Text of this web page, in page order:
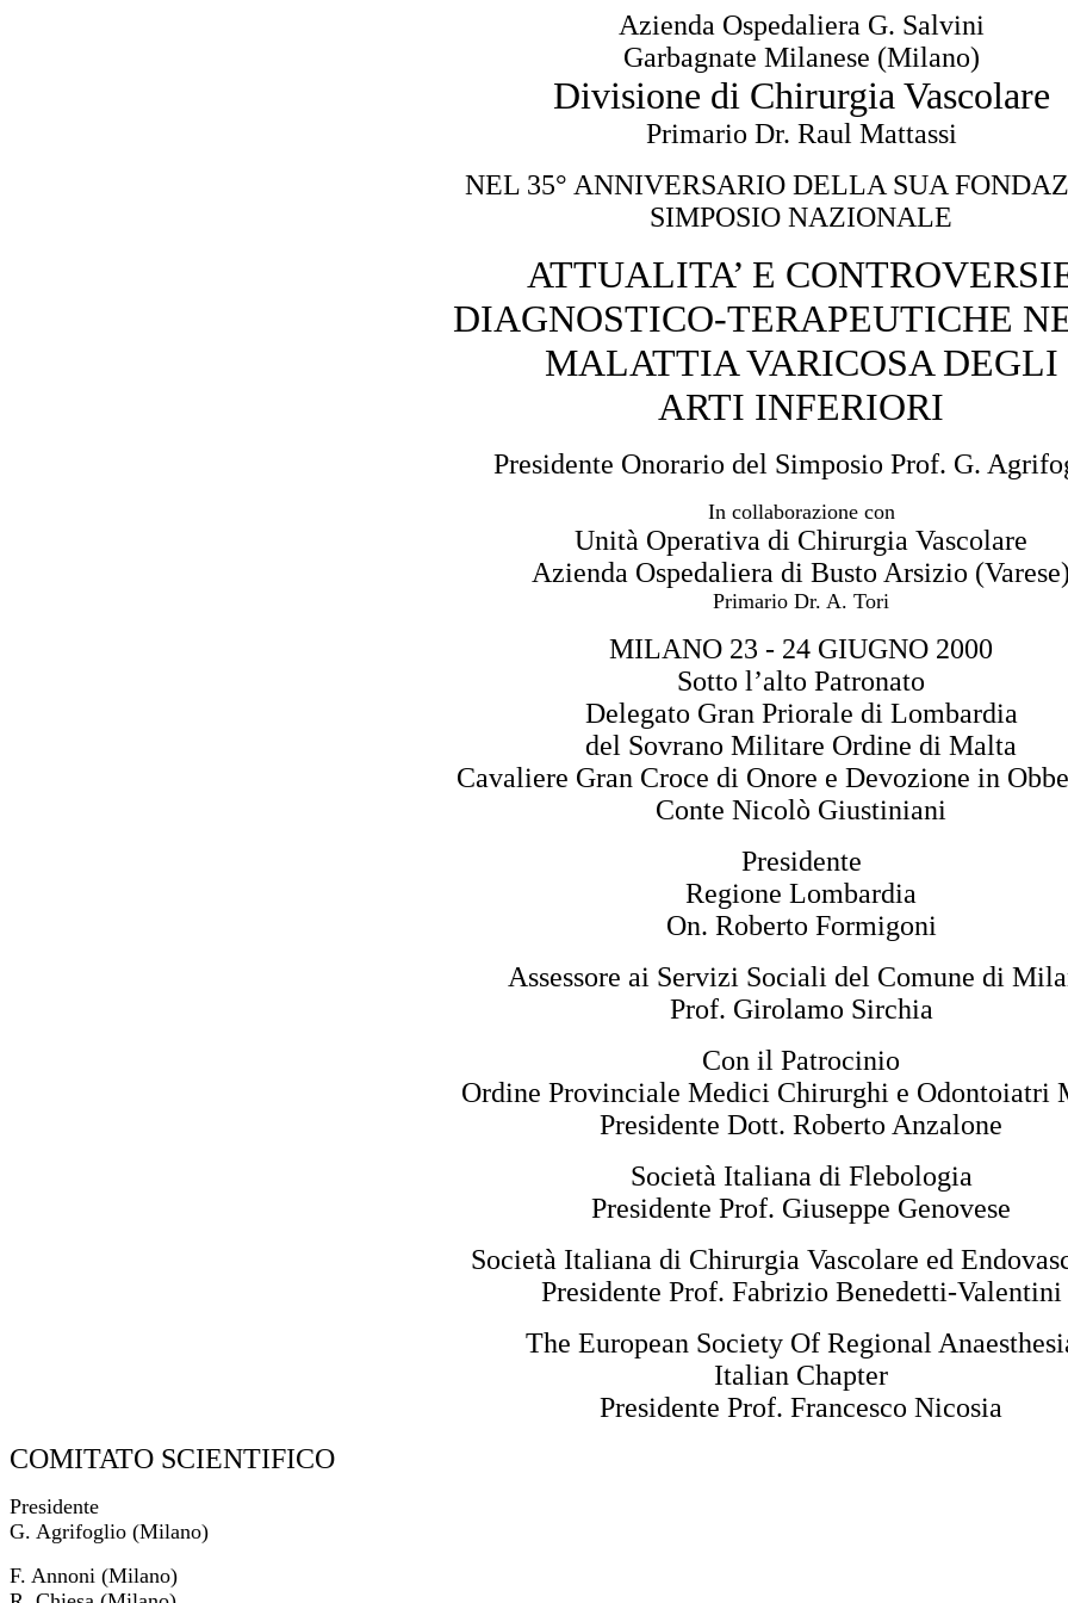
Azienda Ospedaliera G. Salvini
Garbagnate Milanese (Milano)
Divisione di Chirurgia Vascolare
Primario Dr. Raul Mattassi
NEL 35° ANNIVERSARIO DELLA SUA
SIMPOSIO NAZIONALE
ATTUALITA’ E
DIAGNOSTICO-TERAPEUTICHE
MALATTIA VARICOSA DEGLI
ARTI INFERIORI
Presidente Onorario del Simposio Prof. G.
In collaborazione con
Unità Operativa di Chirurgia Vascolare
Azienda Ospedaliera di Busto Arsizio (Varese)
Primario Dr. A. Tori
MILANO 23 - 24 GIUGNO 2000
Sotto l’alto Patronato
Delegato Gran Priorale di Lombardia
del Sovrano Militare Ordine di Malta
Cavaliere Gran Croce di Onore e Devozione in
Conte Nicolò Giustiniani
Presidente
Regione Lombardia
On. Roberto Formigoni
Assessore ai Servizi Sociali del Comune di
Prof. Girolamo Sirchia
Con il Patrocinio
Ordine Provinciale Medici Chirurghi e Odontoiatri
Presidente Dott. Roberto Anzalone
Società Italiana di Flebologia
Presidente Prof. Giuseppe Genovese
Società Italiana di Chirurgia Vascolare ed
Presidente Prof. Fabrizio Benedetti-Valentini
The European Society Of Regional
Italian Chapter
Presidente Prof. Francesco Nicosia
COMITATO SCIENTIFICO
Presidente
G. Agrifoglio (Milano)
F. Annoni (Milano)